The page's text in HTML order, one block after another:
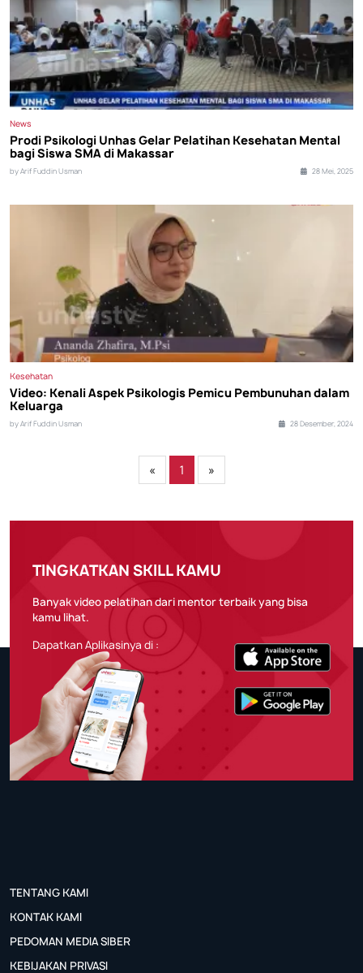
News
Prodi Psikologi Unhas Gelar Pelatihan Kesehatan Mental
bagi Siswa SMA di Makassar
by Arif Fuddin Usman 28 Mei, 2025
Kesehatan
Video: Kenali Aspek Psikologis Pemicu Pembunuhan dalam
Keluarga
by Arif Fuddin Usman 28 Desember, 2024
« 1 »
TINGKATKAN SKILL KAMU
Banyak video pelatihan dari mentor terbaik yang bisa
kamu lihat.
Dapatkan Aplikasinya di :
TENTANG KAMI
KONTAK KAMI
PEDOMAN MEDIA SIBER
KEBIJAKAN PRIVASI